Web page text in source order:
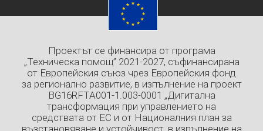
Проектът се финансира от програма
„Техническа помощ” 2021-2027, съфинансирана
от Европейския съюз чрез Европейския фонд
за регионално развитие, в изпълнение на проект
BG16RFTA001-1.003-0001 „Дигитална
трансформация при управлението на
средствата от ЕС и от Националния план за
възстановяване и устойчивост, в изпълнение на